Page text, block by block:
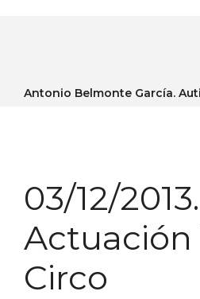
Antonio Belmonte García.
03/12/2013.
Actuación
Circo